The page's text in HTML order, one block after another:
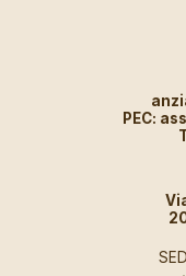
PEC: